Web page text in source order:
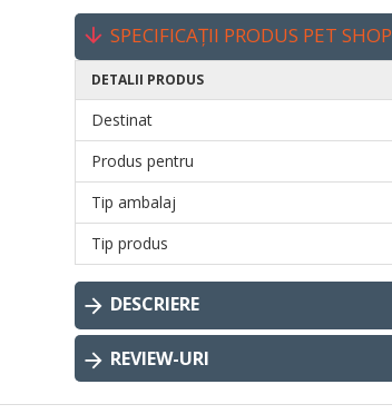
SPECIFICAȚII PRODUS PET SHOP
DETALII PRODUS
Destinat
Produs pentru
Tip ambalaj
Tip produs
DESCRIERE
REVIEW-URI